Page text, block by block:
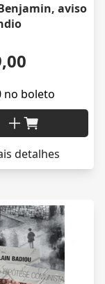
aviso
no boleto
detalhes